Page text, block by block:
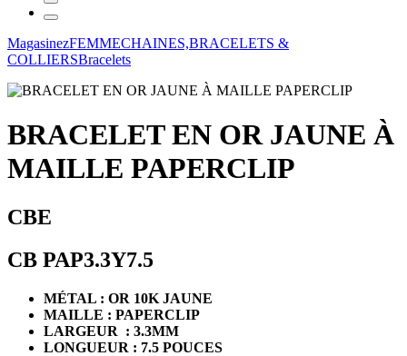
MagasinezFEMMECHAINES,BRACELETS &
COLLIERSBracelets
BRACELET EN OR JAUNE À
MAILLE PAPERCLIP
CBE
CB PAP3.3Y7.5
MÉTAL : OR 10K JAUNE
MAILLE : PAPERCLIP
LARGEUR : 3.3MM
LONGUEUR : 7.5 POUCES